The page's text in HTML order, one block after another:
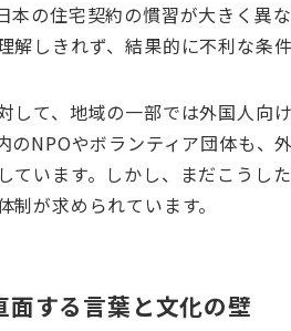
本の住宅契約の慣習が大きく異
解しきれず、結果的に不利な条
して、地域の一部では外国人向
のNPOやボランティア団体も
ています。しかし、まだこうし
制が求められています。
面する言葉と文化の壁